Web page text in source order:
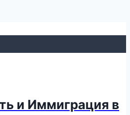
и Иммиграция в